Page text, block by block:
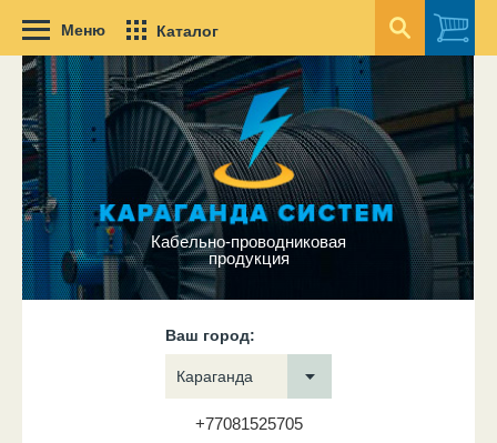
Меню Каталог
Кабельно-проводниковая
продукция
Ваш город:
Караганда
+77081525705